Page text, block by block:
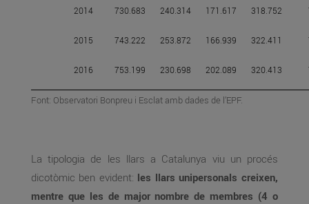
2014 730.683 240.314 171.617 318.752
2015 743.222 253.872 166.939 322.411
2016 753.199 230.698 202.089 320.413
Font: Observatori Bonpreu i Esclat amb dades de l’EPF.
La tipologia de les llars a Catalunya viu un procés
dicotòmic ben evident: les llars unipersonals creixen,
mentre que les de major nombre de membres (4 o